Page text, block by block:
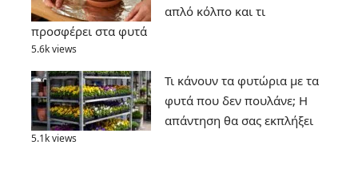
απλό κόλπο και τι
προσφέρει στα φυτά
5.6k views
Τι κάνουν τα φυτώρια με τα
φυτά που δεν πουλάνε; Η
απάντηση θα σας εκπλήξει
5.1k views